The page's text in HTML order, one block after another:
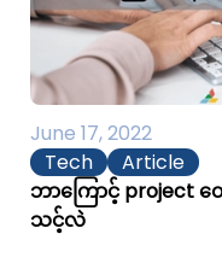
June 17, 2022
Tech
Article
ဘာကြောင့် project
သင့်လဲ